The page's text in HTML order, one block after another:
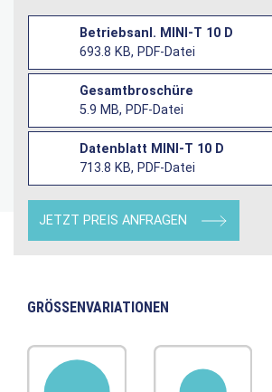
Betriebsanl. MINI-T 10 D
693.8 KB, PDF-Datei
Gesamtbroschüre
5.9 MB, PDF-Datei
Datenblatt MINI-T 10 D
713.8 KB, PDF-Datei
JETZT PREIS ANFRAGEN
GRÖSSENVARIATIONEN